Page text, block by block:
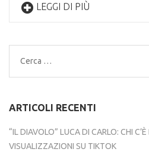
LEGGI DI PIÙ
Ricerca
per:
ARTICOLI RECENTI
“IL DIAVOLO” LUCA DI CARLO: CHI
VISUALIZZAZIONI SU TIKTOK